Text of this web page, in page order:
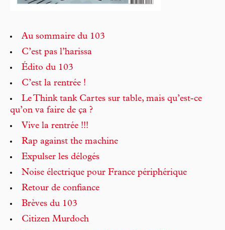
Au sommaire du 103
C’est pas l’harissa
Édito du 103
C’est la rentrée !
Le Think tank Cartes sur table, mais qu’est-ce
qu’on va faire de ça ?
Vive la rentrée !!!
Rap against the machine
Expulser les délogés
Noise électrique pour France périphérique
Retour de confiance
Brèves du 103
Citizen Murdoch